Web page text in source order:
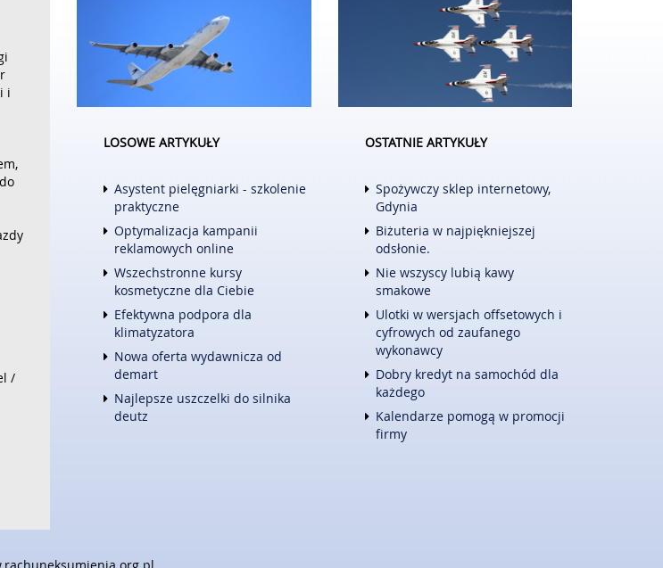
CZĘŚCI SAMOCHODOWE
USŁUGI MOTORYZACYJNE
AGENCJE REKLAMOWE
MATERIAŁY REKLAMOWE
INNE AGENCJE
ZAJĘCIA SPORTOWE I REKREACYJNE
INFORMATYCZNE
FOTOGRAFIA
ADWOKACI, PORADY PRAWNE
ŚLUB I WESELE
WETERYNARYJNE, HODOWLA ZWIERZĄT
SPRZĄTANIE, PORZĄDKOWANIE
SERWIS
OPIEKA
INNE USŁUGI
KURIER, PRZESYŁKI
HOTELE I NOCLEGI
WYPOCZYNEK
WITALIZM
DIETETYKA, ODCHUDZANIE
LECZENIE
SALONY KOSMETYCZNE
SPRZĘT MEDYCZNY
WEB
OPROGRAMOWANIE
STRONY INTERNETOWE
KONTAKT
i
/
LOSOWE ARTYKUŁY
Asystent pielęgniarki - szkolenie
praktyczne
Optymalizacja kampanii
reklamowych online
Wszechstronne kursy
kosmetyczne dla Ciebie
Efektywna podpora dla
klimatyzatora
Nowa oferta wydawnicza od
demart
Najlepsze uszczelki do silnika
deutz
OSTATNIE ARTYKUŁY
Spożywczy sklep internetowy,
Gdynia
Biżuteria w najpiękniejszej
odsłonie.
Nie wszyscy lubią kawy
smakowe
Ulotki w wersjach offsetowych i
cyfrowych od zaufanego
wykonawcy
Dobry kredyt na samochód dla
każdego
Kalendarze pomogą w promocji
firmy